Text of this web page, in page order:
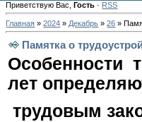
Приветствую Вас ,Гость · RSS
Главная »2024 » Декабрь » 26 »
Памятка о
Особенности
лет
трудовым